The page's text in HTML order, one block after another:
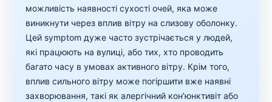
можливість наявності сухості очей, яка може
виникнути через вплив вітру на слизову оболонку.
Цей symptom дуже часто зустрічається у людей,
які працюють на вулиці, або тих, хто проводить
багато часу в умовах активного вітру. Крім того,
вплив сильного вітру може погіршити вже наявні
захворювання, такі як алергічний кон’юнктивіт або